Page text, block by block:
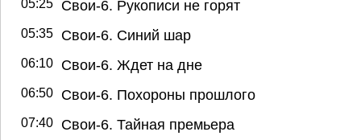
05:25 Свои-6. Рукописи не горят
05:35 Свои-6. Синий шар
06:10 Свои-6. Ждет на дне
06:50 Свои-6. Похороны прошлого
07:40 Свои-6. Тайная премьера